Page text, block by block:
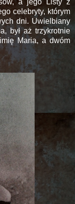
a jego Listy z
celebryty, którym
dni. Uwielbiany
był aż trzykrotnie
Maria, a dwóm